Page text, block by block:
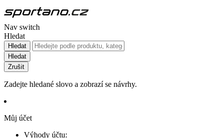
Nav switch
Hledat
Hledat
Hledat
Zrušit
Zadejte hledané slovo a zobrazí se návrhy.
Můj účet
Výhody účtu: